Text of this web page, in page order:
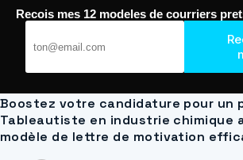
Passer
Boostez votre candidature pour un
Tableautiste en industrie chimique
modèle de lettre de motivation
Recois mes 12 modeles de courriers